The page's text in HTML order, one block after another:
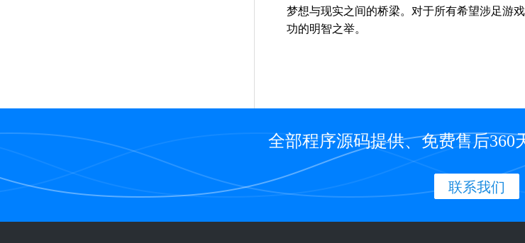
梦想与现实之间的桥梁。对于所有希望涉足游
功的明智之举。
全部程序源码提供、免费售后360
联系我们